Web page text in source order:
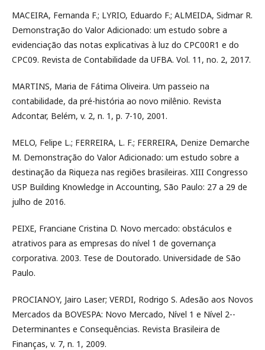
MACEIRA, Fernanda F.; LYRIO, Eduardo F.; ALMEIDA, Sidmar R.
Demonstração do Valor Adicionado: um estudo sobre a
evidenciação das notas explicativas à luz do CPC00R1 e do
CPC09. Revista de Contabilidade da UFBA. Vol. 11, no. 2, 2017.
MARTINS, Maria de Fátima Oliveira. Um passeio na
contabilidade, da pré-história ao novo milênio. Revista
Adcontar, Belém, v. 2, n. 1, p. 7-10, 2001.
MELO, Felipe L.; FERREIRA, L. F.; FERREIRA, Denize Demarche
M. Demonstração do Valor Adicionado: um estudo sobre a
destinação da Riqueza nas regiões brasileiras. XIII Congresso
USP Building Knowledge in Accounting, São Paulo: 27 a 29 de
julho de 2016.
PEIXE, Franciane Cristina D. Novo mercado: obstáculos e
atrativos para as empresas do nível 1 de governança
corporativa. 2003. Tese de Doutorado. Universidade de São
Paulo.
PROCIANOY, Jairo Laser; VERDI, Rodrigo S. Adesão aos Novos
Mercados da BOVESPA: Novo Mercado, Nível 1 e Nível 2--
Determinantes e Consequências. Revista Brasileira de
Finanças, v. 7, n. 1, 2009.